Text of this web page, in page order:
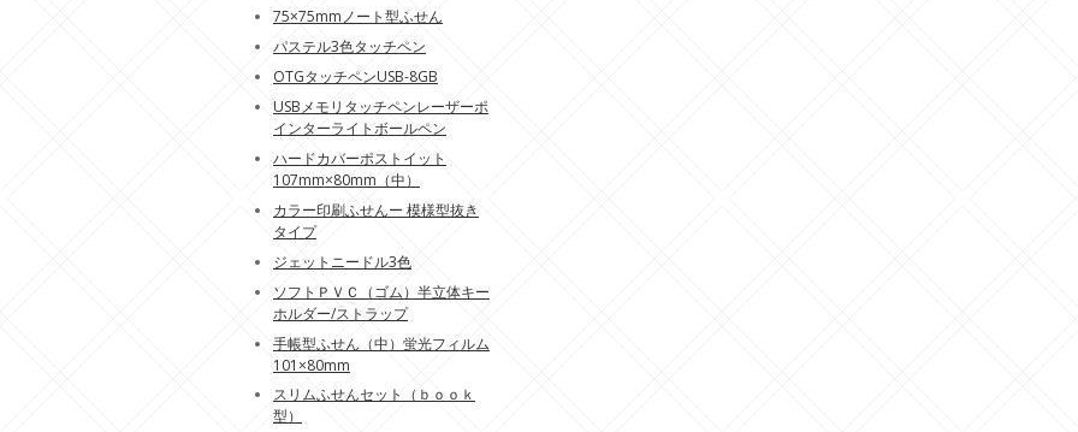
75×75mmノート型ふせん
パステル3色タッチペン
OTGタッチペンUSB-8GB
USBメモリタッチペンレーザーポ
インターライトボールペン
ハードカバーポストイット
107mm×80mm（中）
カラー印刷ふせんー 模様型抜き
タイプ
ジェットニードル3色
ソフトＰＶＣ（ゴム）半立体キー
ホルダー/ストラップ
手帳型ふせん（中）蛍光フィルム
101×80mm
スリムふせんセット（ｂｏｏｋ
型）